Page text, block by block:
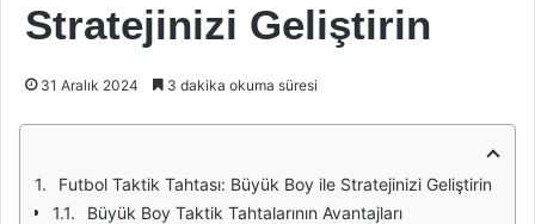
Stratejinizi Geliştirin
31 Aralık 2024 3 dakika okuma süresi
Futbol Taktik Tahtası: Büyük Boy ile Stratejinizi Geliştirin
Büyük Boy Taktik Tahtalarının Avantajları